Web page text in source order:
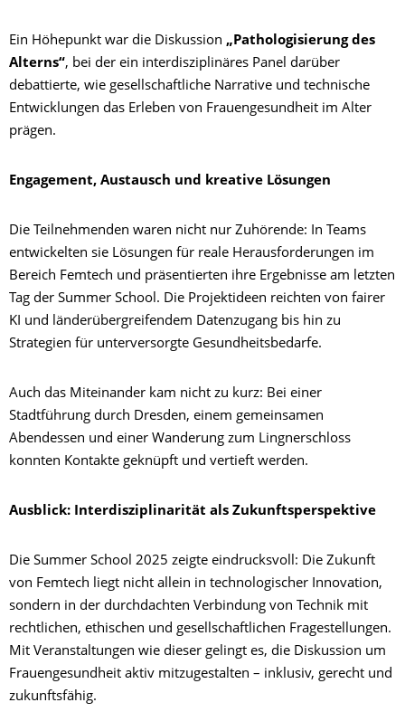
Ein Höhepunkt war die Diskussion „Pathologisierung des
Alterns“, bei der ein interdisziplinäres Panel darüber
debattierte, wie gesellschaftliche Narrative und technische
Entwicklungen das Erleben von Frauengesundheit im Alter
prägen.
Engagement, Austausch und kreative Lösungen
Die Teilnehmenden waren nicht nur Zuhörende: In Teams
entwickelten sie Lösungen für reale Herausforderungen im
Bereich Femtech und präsentierten ihre Ergebnisse am letzten
Tag der Summer School. Die Projektideen reichten von fairer
KI und länderübergreifendem Datenzugang bis hin zu
Strategien für unterversorgte Gesundheitsbedarfe.
Auch das Miteinander kam nicht zu kurz: Bei einer
Stadtführung durch Dresden, einem gemeinsamen
Abendessen und einer Wanderung zum Lingnerschloss
konnten Kontakte geknüpft und vertieft werden.
Ausblick: Interdisziplinarität als Zukunftsperspektive
Die Summer School 2025 zeigte eindrucksvoll: Die Zukunft
von Femtech liegt nicht allein in technologischer Innovation,
sondern in der durchdachten Verbindung von Technik mit
rechtlichen, ethischen und gesellschaftlichen Fragestellungen.
Mit Veranstaltungen wie dieser gelingt es, die Diskussion um
Frauengesundheit aktiv mitzugestalten – inklusiv, gerecht und
zukunftsfähig.